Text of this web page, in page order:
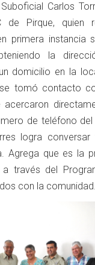
Carlos
de Pirque, quien
primera instancia
la
domicilio en la
tomó contacto
acercaron
de teléfono
logra
Agrega que es la
través del
con la comunidad.